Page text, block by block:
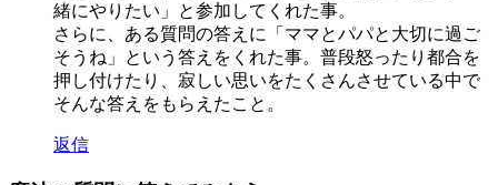
緒にやりたい」と参加してくれた事。
さらに、ある質問の答えに「ママとパパと大切に過ご
そうね」という答えをくれた事。普段怒ったり都合を
押し付けたり、寂しい思いをたくさんさせている中で
そんな答えをもらえたこと。
返信